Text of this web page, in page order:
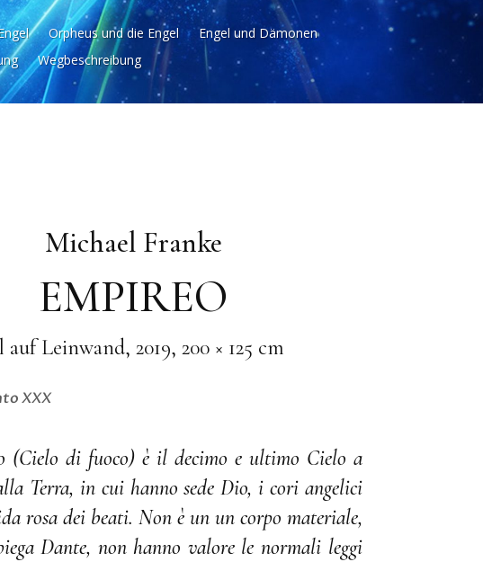
Orpheus und die Engel
Engel und Dämonen
Wegbeschreibung
Michael Franke
EMPIREO
auf Leinwand, 2019, 200 × 125 cm
XXX
(Cielo di fuoco) è il decimo e ultimo Cielo a
Terra, in cui hanno sede Dio, i cori angelici
rosa dei beati. Non è un un corpo materiale,
Dante, non hanno valore le normali leggi